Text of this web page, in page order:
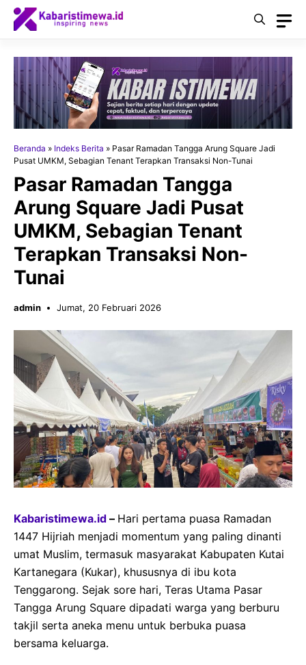
Langsung
Beranda » Indeks Berita » Pasar Ramadan Tangga Arung Square Jadi
Pusat UMKM, Sebagian Tenant Terapkan Transaksi Non-Tunai
Pasar Ramadan Tangga
Arung Square Jadi Pusat
UMKM, Sebagian Tenant
Terapkan Transaksi Non-
Tunai
admin Jumat, 20 Februari 2026
Kabaristimewa.id – Hari pertama puasa Ramadan
1447 Hijriah menjadi momentum yang paling dinanti
umat Muslim, termasuk masyarakat Kabupaten Kutai
Kartanegara (Kukar), khususnya di ibu kota
Tenggarong. Sejak sore hari, Teras Utama Pasar
Tangga Arung Square dipadati warga yang berburu
takjil serta aneka menu untuk berbuka puasa
bersama keluarga.